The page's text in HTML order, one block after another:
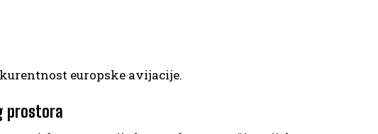
europske avijacije.
prostora